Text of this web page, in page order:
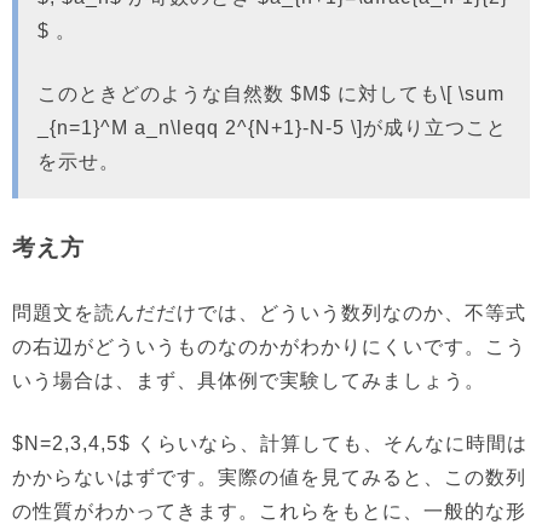
$ 。
このときどのような自然数 $M$ に対しても\[ \sum
_{n=1}^M a_n\leqq 2^{N+1}-N-5 \]が成り立つこと
を示せ。
考え方
問題文を読んだだけでは、どういう数列なのか、不等式
の右辺がどういうものなのかがわかりにくいです。こう
いう場合は、まず、具体例で実験してみましょう。
$N=2,3,4,5$ くらいなら、計算しても、そんなに時間は
かからないはずです。実際の値を見てみると、この数列
の性質がわかってきます。これらをもとに、一般的な形